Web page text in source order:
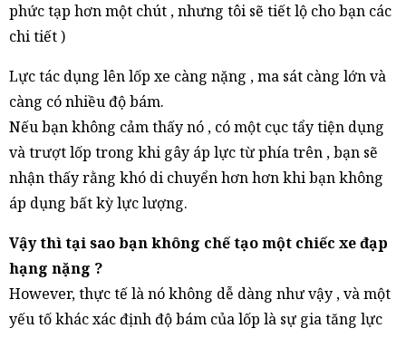
phức tạp hơn một chút , nhưng tôi sẽ tiết lộ cho bạn các
chi tiết )
Lực tác dụng lên lốp xe càng nặng , ma sát càng lớn và
càng có nhiều độ bám.
Nếu bạn không cảm thấy nó , có một cục tẩy tiện dụng
và trượt lốp trong khi gây áp lực từ phía trên , bạn sẽ
nhận thấy rằng khó di chuyển hơn hơn khi bạn không
áp dụng bất kỳ lực lượng.
Vậy thì tại sao bạn không chế tạo một chiếc xe đạp
hạng nặng ?
However, thực tế là nó không dễ dàng như vậy , và một
yếu tố khác xác định độ bám của lốp là sự gia tăng lực